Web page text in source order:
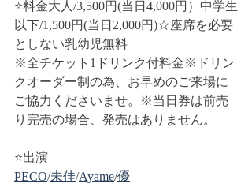
⭐️料金大人/3,500円(当日4,000円）中学生
以下/1,500円(当日2,000円)☆座席を必要
としない乳幼児無料
※全チケット1ドリンク付料金※ドリン
クオーダー制の為、お早めのご来場に
ご協力くださいませ。※当日券は前売
り完売の場合、発売はありません。
⭐️出演
PECO/未佳/Ayame/優